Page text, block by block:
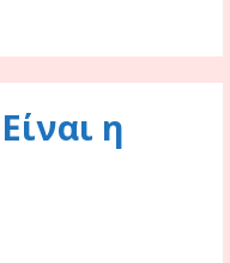
n
g
er
Li
n
k
η